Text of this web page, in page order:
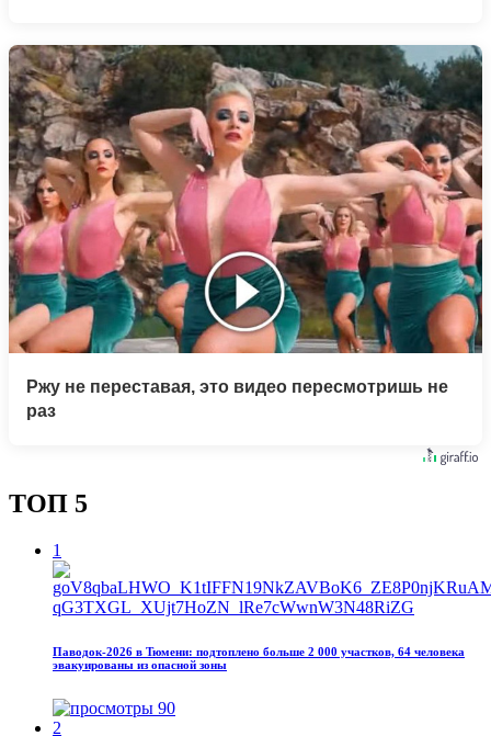
Ржу не переставая, это видео пересмотришь не
раз
ТОП 5
1
Паводок‑2026 в Тюмени: подтоплено больше 2 000 участков, 64 человека
эвакуированы из опасной зоны
90
2